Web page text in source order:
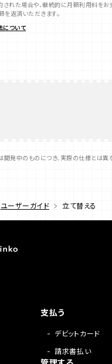
された場合や、継続的に月額利用料を
を返済いただきます。
ついて
開発中のものにつき、実際の仕様とは異
ユーザーガイド 立て替える
支払う
デビットカード
請求書払い